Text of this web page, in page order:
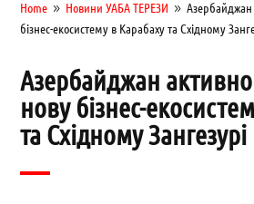
Home 9 Новини УАБА ТЕРЕЗИ 9
бізнес-екосистему в Карабаху та Східному
Азербайджан
нову бізнес-
та Східному Зангезурі